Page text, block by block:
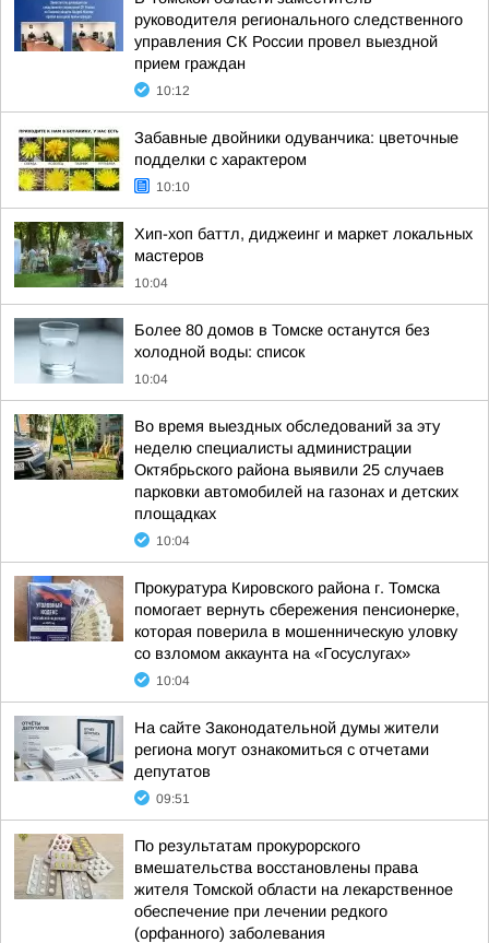
руководителя регионального следственного
управления СК России провел выездной
прием граждан
10:12
Забавные двойники одуванчика: цветочные
подделки с характером
10:10
Хип-хоп баттл, диджеинг и маркет локальных
мастеров
10:04
Более 80 домов в Томске останутся без
холодной воды: список
10:04
Во время выездных обследований за эту
неделю специалисты администрации
Октябрьского района выявили 25 случаев
парковки автомобилей на газонах и детских
площадках
10:04
Прокуратура Кировского района г. Томска
помогает вернуть сбережения пенсионерке,
которая поверила в мошенническую уловку
со взломом аккаунта на «Госуслугах»
10:04
На сайте Законодательной думы жители
региона могут ознакомиться с отчетами
депутатов
09:51
По результатам прокурорского
вмешательства восстановлены права
жителя Томской области на лекарственное
обеспечение при лечении редкого
(орфанного) заболевания